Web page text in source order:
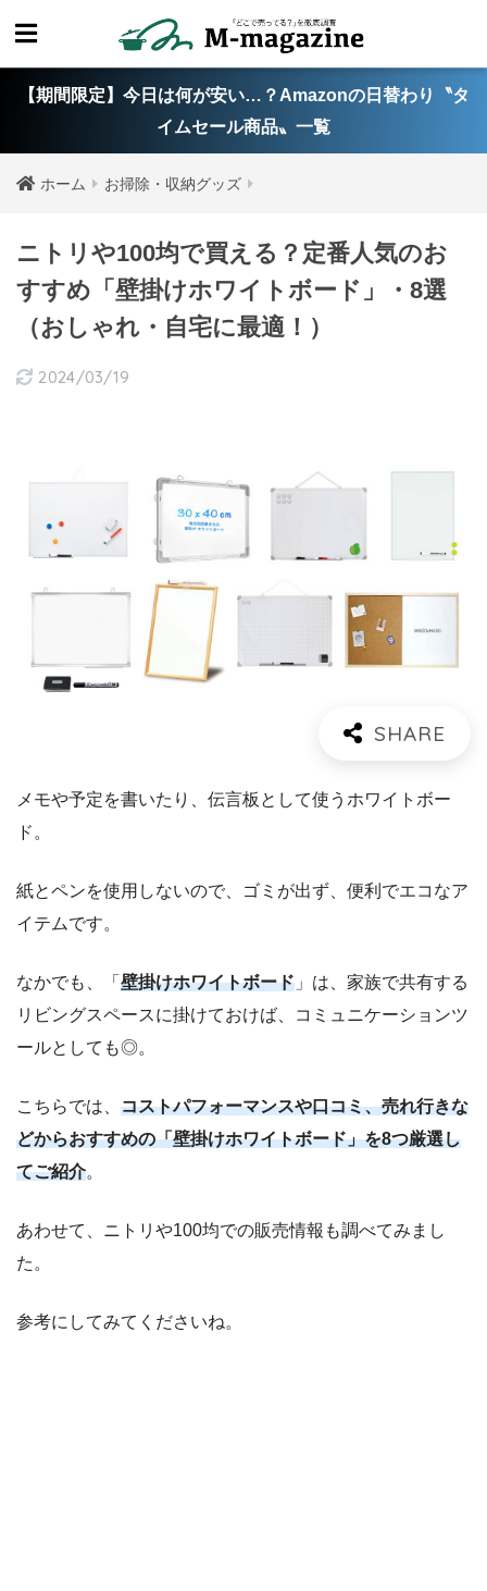
【期間限定】今日は何が安い…？Amazonの日替わり〝タ
イムセール商品〟一覧
ホーム お掃除・収納グッズ
ニトリや100均で買える？定番人気のお
すすめ「壁掛けホワイトボード」・8選
（おしゃれ・自宅に最適！）
2024/03/19
メモや予定を書いたり、伝言板として使うホワイトボー
ド。
紙とペンを使用しないので、ゴミが出ず、便利でエコなア
イテムです。
なかでも、「 壁掛けホワイトボード 」は、家族で共有する
リビングスペースに掛けておけば、コミュニケーションツ
ールとしても◎。
こちらでは、 コストパフォーマンスや口コミ、売れ行きな
どからおすすめの「壁掛けホワイトボード」を8つ厳選し
てご紹介。
あわせて、ニトリや100均での販売情報も調べてみまし
た。
参考にしてみてくださいね。